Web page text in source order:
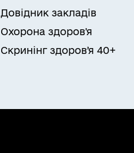
Довідник закладів
Охорона здоров'я
Скринінг здоровʼя 40+